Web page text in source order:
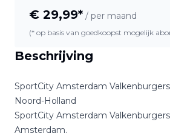
Beschrijving
SportCity Amsterdam
Noord-Holland
SportCity Amsterdam
Amsterdam.
€ 29,99* / per maand
(* op basis van goedkoopst mogelijk